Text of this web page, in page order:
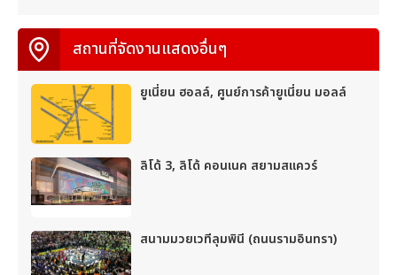
สถานที่จัดงานแสดงอื่นๆ
ยูเนี่ยน ฮอลล์, ศูนย์การค้ายูเนี่ยน มอลล์
ลิโด้ 3, ลิโด้ คอนเนค สยามสแควร์
สนามมวยเวทีลุมพินี (ถนนรามอินทรา)